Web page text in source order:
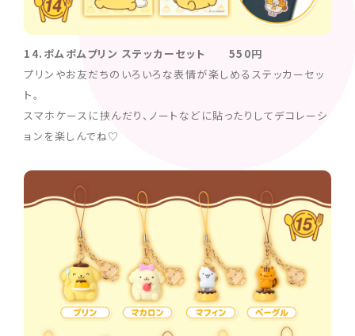
14.ポムポムプリン ステッカーセット 550円
プリンやお友だちのいろいろな表情が楽しめるステッカーセッ
ト。
スマホケースに挟んだり、ノートなどに貼ったりしてデコレーシ
ョンを楽しんでね♡